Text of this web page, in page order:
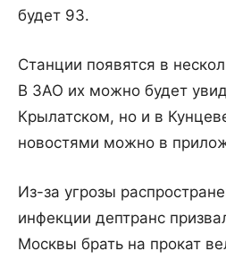
будет 93.
Станции появятся в
В ЗАО их можно будет
Крылатском, но и в
новостями можно в
Из-за угрозы
инфекции дептранс
Москвы брать на прокат